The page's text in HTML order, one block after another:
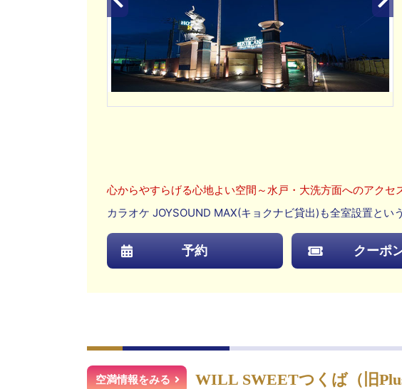
心からやすらげる心地よい空間～水戸・大洗方面へのアクセ
カラオケ JOYSOUND MAX(キョクナビ貸出)も全室設置とい
予約 クーポ
空満情報をみる WILL SWEETつくば（旧